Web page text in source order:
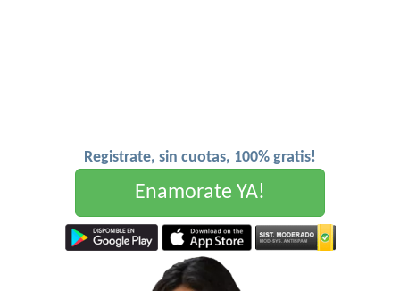
Registrate, sin cuotas, 100% gratis!
Enamorate YA!